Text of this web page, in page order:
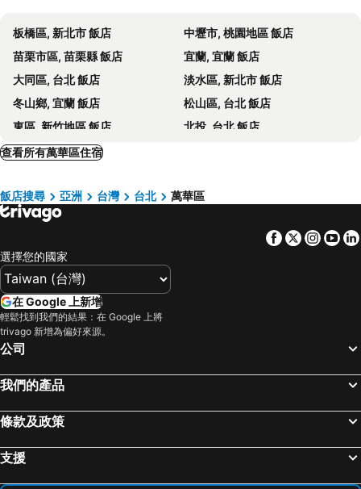
King Shi
Cho Hotel 3
金帥商旅
Mei Lodge
Riguanglejuximenguan Fun Stay Inn Ximen
Hotel 6 - Wannien
台北愛客發商務旅館-萬年館
町．記憶旅店
Chengduyiyiyishanglu
E-House Xining Branch
東第旅店 - 臺北
Pai Yueh
Airline Inn Taipei Ximen
Hongzhoulushehz Hotel
Deja Vu Hotel
Cat Tail Pocket Inn Ximen
Wonderwall Ximending
千慧商務旅館
Nikko Business
福泰桔子商旅
頂溪捷運站
台北市政府
捷運忠孝復興站
楊梅車站
板橋區, 新北市 飯店
中壢市, 桃園地區 飯店
苗栗市區, 苗栗縣 飯店
宜蘭, 宜蘭 飯店
大同區, 台北 飯店
淡水區, 新北市 飯店
冬山鄉, 宜蘭 飯店
松山區, 台北 飯店
東區, 新竹地區 飯店
北投, 台北 飯店
大安區, 台北 飯店
大園鄉, 桃園地區 飯店
南港區, 台北 飯店
新店區, 新北市 飯店
三重區, 新北市 飯店
台北市區, 台北 飯店
桃園市區, 桃園地區 飯店
中正區, 台北 飯店
新竹市區, 新竹地區 飯店
高雄市區, 高雄地區 飯店
花蓮市, 花蓮 飯店
查看所有萬華區住宿
飯店搜尋 亞洲 台灣 台北 萬華區
Facebook
Twitter
選擇您的國家
在 Google 上新增
輕鬆找到我們的結果：在 Google 上將
trivago 新增為偏好來源。
公司
我們的產品
條款及政策
支援